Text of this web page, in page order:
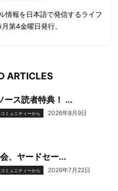
情報を日本語で発信するライフ
第4金曜日発行。
ARTICLES
ース読者特典！ ...
ミュニティーから 2026年8月9日
、ヤードセー...
ミュニティーから 2026年7月22日